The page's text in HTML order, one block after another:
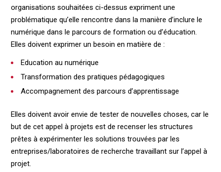
organisations souhaitées ci-dessus expriment une
problématique qu’elle rencontre dans la manière d’inclure le
numérique dans le parcours de formation ou d’éducation.
Elles doivent exprimer un besoin en matière de :
Education au numérique
Transformation des pratiques pédagogiques
Accompagnement des parcours d’apprentissage
Elles doivent avoir envie de tester de nouvelles choses, car le
but de cet appel à projets est de recenser les structures
prêtes à expérimenter les solutions trouvées par les
entreprises/laboratoires de recherche travaillant sur l’appel à
projet.